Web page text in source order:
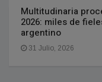
Multitudinaria
2026: miles de
argentino
31 Julio, 2026